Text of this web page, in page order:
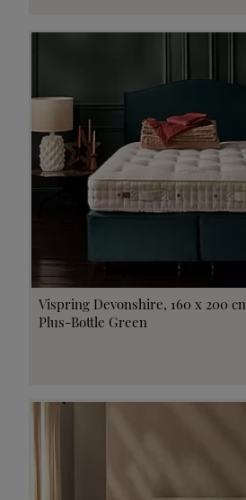
Vispring Devonshire, 160 x 200
Plus-Bottle Green